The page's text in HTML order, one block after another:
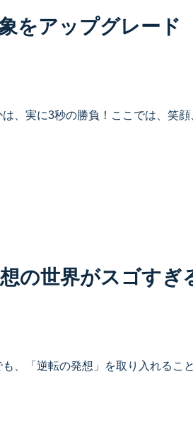
をアップグレード
、実に3秒の勝負！ここでは、笑
の世界がスゴすぎ
、「逆転の発想」を取り入れるこ